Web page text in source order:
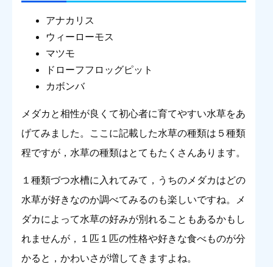
アナカリス
ウィーローモス
マツモ
ドローフフロッグピット
カボンバ
メダカと相性が良くて初心者に育てやすい水草をあ
げてみました。ここに記載した水草の種類は５種類
程ですが，水草の種類はとてもたくさんあります。
１種類づつ水槽に入れてみて，うちのメダカはどの
水草が好きなのか調べてみるのも楽しいですね。メ
ダカによって水草の好みが別れることもあるかもし
れませんが，１匹１匹の性格や好きな食べものが分
かると，かわいさが増してきますよね。